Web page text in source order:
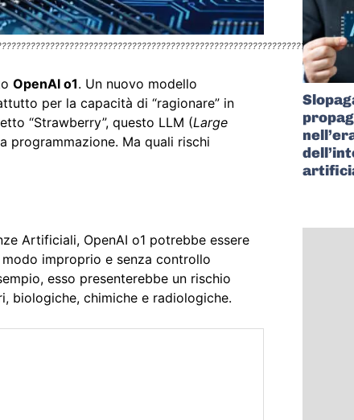
OpenAI o1. Un nuovo modello
per la capacità di “ragionare” in
“Strawberry”, questo LLM (Large
programmazione. Ma quali rischi
Artificiali, OpenAI o1 potrebbe essere
improprio e senza controllo
esso presenterebbe un rischio
biologiche, chimiche e radiologiche.